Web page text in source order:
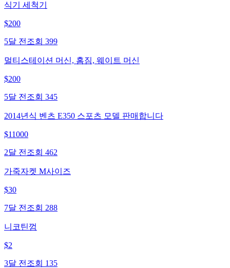
식기 세척기
$200
5달 전 조회 399
멀티스테이션 머신, 홈짐, 웨이트 머신
$200
5달 전 조회 345
2014년식 벤츠 E350 스포츠 모델 판매합니다
$11000
2달 전 조회 462
가죽자켓 M사이즈
$30
7달 전 조회 288
니코틴껌
$2
3달 전 조회 135